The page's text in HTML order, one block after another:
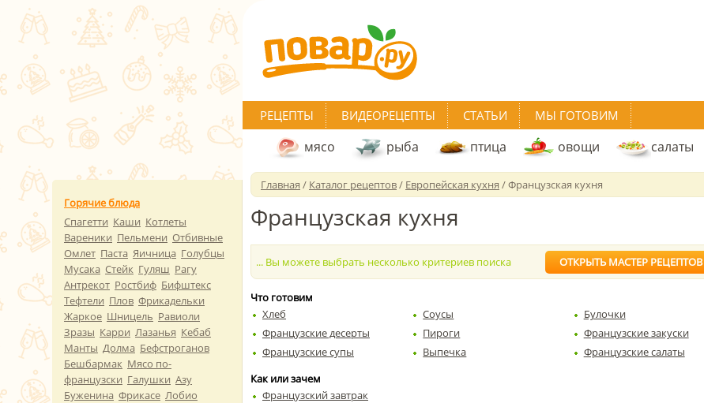
РЕЦЕПТЫ ВИДЕОРЕЦЕПТЫ СТАТЬИ МЫ ГОТОВИМ
мясо рыба птица овощи салаты
Главная / Каталог рецептов/ Европейская кухня / Французская кухня
Французская кухня
... Вы можете выбрать несколько критериев поиска ОТКРЫТЬ МАСТЕР РЕЦЕПТОВ
Что готовим
Хлеб
Соусы
Булочки
Французские десерты
Пироги
Французские закуски
Французские супы
Выпечка
Французские салаты
Как или зачем
Французский завтрак
Горячие блюда
Спагетти Каши Котлеты
Вареники Пельмени Отбивные
Омлет Паста Яичница Голубцы
Мусака Стейк Гуляш Рагу
Антрекот Ростбиф Бифштекс
Тефтели Плов Фрикадельки
Жаркое Шницель Равиоли
Зразы Карри Лазанья Кебаб
Манты Долма Бефстроганов
Бешбармак Мясо по-
французски Галушки Азу
Буженина Фрикасе Лобио